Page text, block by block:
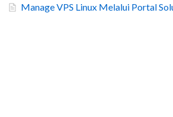
Manage VPS Linux Melalui Portal